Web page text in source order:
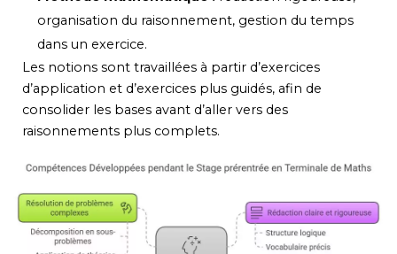
organisation du raisonnement, gestion du temps
dans un exercice.
Les notions sont travaillées à partir d’exercices
d’application et d’exercices plus guidés, afin de
consolider les bases avant d’aller vers des
raisonnements plus complets.